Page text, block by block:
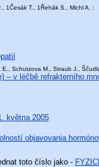
1Česák T., 1Řehák S., Michl A. :
Schutzova M., Straub J.,
– v léčbě refrakterního
května 2005
objavovania
toto číslo jako -